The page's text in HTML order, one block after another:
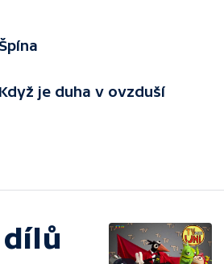
Špína
Když je duha v ovzduší